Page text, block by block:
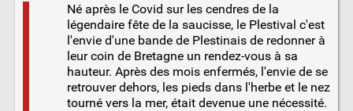
Né après le Covid sur les cendres de la
légendaire fête de la saucisse, le Plestival c'est
l'envie d'une bande de Plestinais de redonner à
leur coin de Bretagne un rendez-vous à sa
hauteur. Après des mois enfermés, l'envie de se
retrouver dehors, les pieds dans l'herbe et le nez
tourné vers la mer, était devenue une nécessité.